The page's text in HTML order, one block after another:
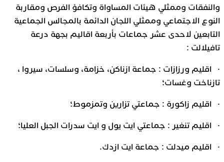
والنفقات وممثلي هيئات المساواة وتكافؤ الفرص ومقاربة
النوع الاجتماعي وممثلي اللجان الدائمة بالمجالس الجماعية
التابعين لاحدى عشر جماعات بأربعة اقاليم بجهة درعة
تافيلالت :
· اقليم ورزازات : جماعة ازناكن، خزامة، وسلسات، سيروا ،
تازناخت وغسات؛
· اقليم زاكورة : جماعتي تزارين وتمزموط؛
· اقليم تنغير : جماعتي ايت يول و ايت سدرات الجبل العليا؛
· اقليم ميدلت : جماعة ايت ازدك.